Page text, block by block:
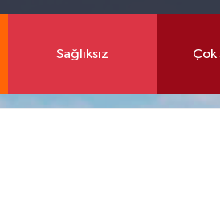
Sağlıksız Çok